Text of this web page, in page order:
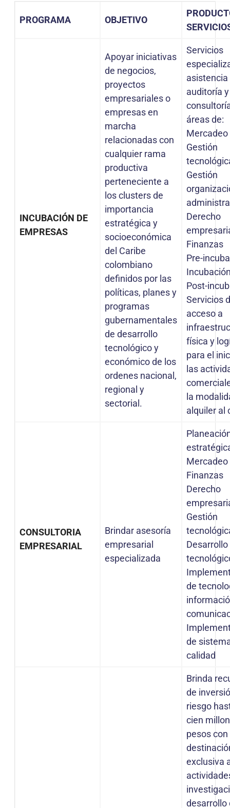
PROGRAMA OBJETIVO
INCUBACIÓN DE
EMPRESAS
Apoyar iniciativas
de negocios,
proyectos
empresariales o
empresas en
marcha
relacionadas con
cualquier rama
productiva
perteneciente a
los clusters de
importancia
estratégica y
socioeconómica
del Caribe
colombiano
definidos por las
políticas, planes y
programas
gubernamentales
de desarrollo
tecnológico y
económico de los
ordenes nacional,
regional y
sectorial.
Servicios
auditoría y
áreas de:
Mercadeo
Gestión
Gestión
Derecho
Finanzas
Pre-
Post-
Servicios
acceso a
física y
para el
las
la
alquiler al
CONSULTORIA
EMPRESARIAL
Brindar asesoría
empresarial
especializada
Mercadeo
Finanzas
Derecho
Gestión
Desarrollo
de
de
calidad
Brinda
de
riesgo
cien
pesos con
exclusiva
desarrollo